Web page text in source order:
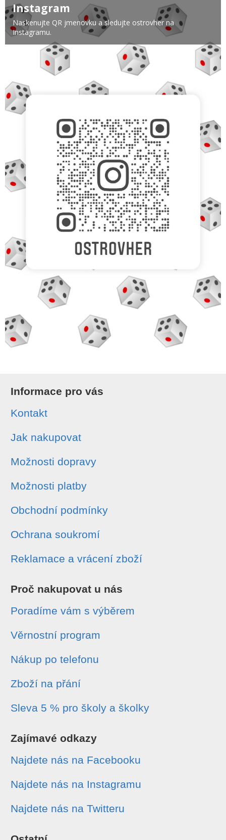
Instagram
Naskenujte QR jmenovku a sledujte ostrovher na
Instagramu.
Informace pro vás
Kontakt
Jak nakupovat
Možnosti dopravy
Možnosti platby
Obchodní podmínky
Ochrana soukromí
Reklamace a vrácení zboží
Proč nakupovat u nás
Poradíme vám s výběrem
Věrnostní program
Nákup po telefonu
Zboží na přání
Sleva 5 % pro školy a školky
Zajímavé odkazy
Najdete nás na Facebooku
Najdete nás na Instagramu
Najdete nás na Twitteru